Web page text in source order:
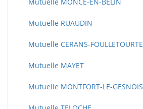
Mutuelle RUAUDIN
Mutuelle CERANS-FOULLETOURTE
Mutuelle MAYET
Mutuelle MONTFORT-LE-GESNOIS